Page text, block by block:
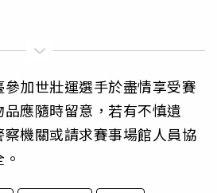
加世壯運選手於盡情享受賽
應隨時留意，若有不慎遺
機關或請求賽事場館人員協